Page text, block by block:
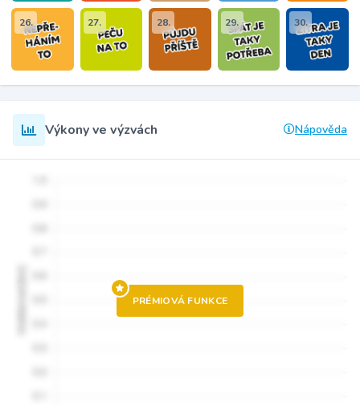
26. 27. 28. 29. 30.
Výkony ve výzvách Nápověda
PRÉMIOVÁ FUNKCE